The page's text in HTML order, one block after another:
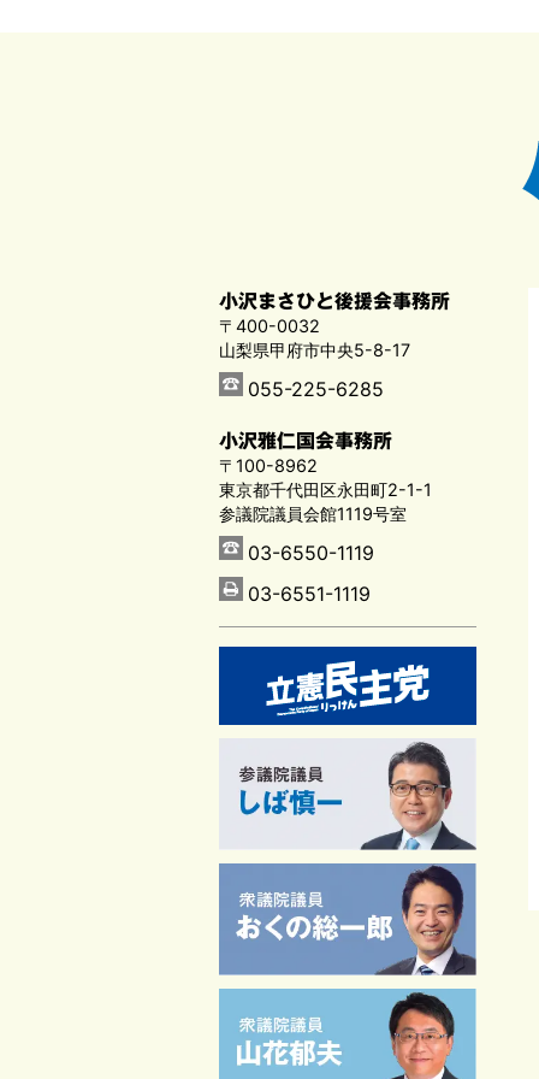
小沢まさひと後援会事務所
〒400-0032
山梨県甲府市中央5-8-17
055-225-6285
小沢雅仁国会事務所
〒100-8962
東京都千代田区永田町2-1-1
参議院議員会館1119号室
03-6550-1119
03-6551-1119